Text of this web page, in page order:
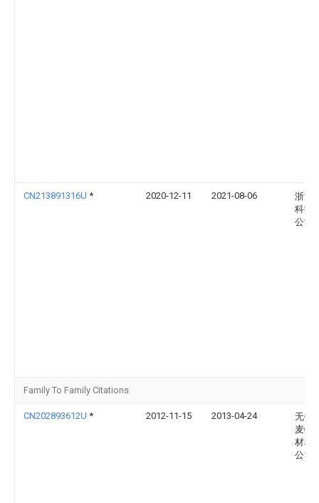
CN213891316U * 2020-12-11 2021-08-06
浙江
科技
公司
Family To Family Citations
CN202893612U * 2012-11-15 2013-04-24
无锡
麦特
材料
公司